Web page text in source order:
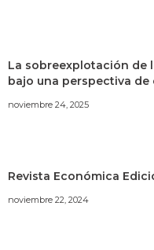
La sobreexplotación de
bajo una perspectiva
noviembre 24, 2025
Revista Económica
noviembre 22, 2024